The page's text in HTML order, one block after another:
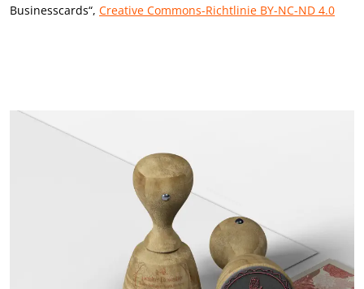
Businesscards“, Creative Commons-Richtlinie BY-NC-ND 4.0